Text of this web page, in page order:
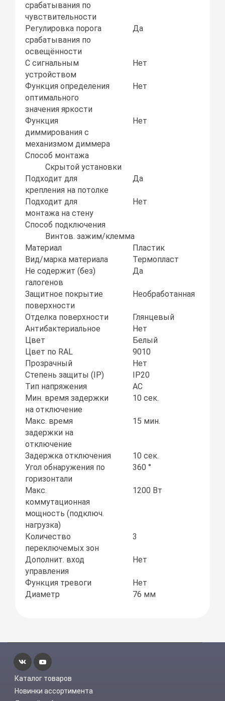
срабатывания по
чувствительности
Регулировка порога
срабатывания по
освещённости
Да
С сигнальным
устройством
Нет
Функция определения
оптимального
значения яркости
Нет
Функция
диммирования с
механизмом диммера
Нет
Способ монтажа
Скрытой установки
Подходит для
крепления на потолке
Да
Подходит для
монтажа на стену
Нет
Способ подключения
Винтов. зажим/клемма
Материал
Пластик
Вид/марка материала
Термопласт
Не содержит (без)
галогенов
Да
Защитное покрытие
поверхности
Необработанная
Отделка поверхности
Глянцевый
Антибактериальное
Нет
Цвет
Белый
Цвет по RAL
9010
Прозрачный
Нет
Степень защиты (IP)
IP20
Тип напряжения
AC
Мин. время задержки
на отключение
10 сек.
Макс. время
задержки на
отключение
15 мин.
Задержка отключения
10 сек.
Угол обнаружения по
горизонтали
360 °
Макс.
коммутационная
мощность (подключ.
нагрузка)
1200 Вт
Количество
переключемых зон
3
Дополнит. вход
управления
Нет
Функция тревоги
Нет
Диаметр
76 мм
Каталог товаров
Новинки ассортимента